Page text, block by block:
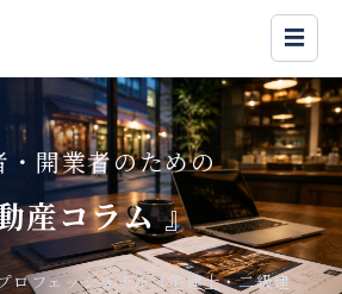
☰
・開業者のための
産コラム 』
ロフェッショナル（宅建士・二級建